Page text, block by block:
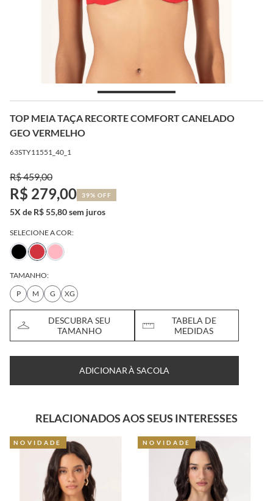
TOP MEIA TAÇA RECORTE COMFORT CANELADO
GEO VERMELHO
63STY11551_40_1
R$ 459,00
R$ 279,00 39% OFF
5X de R$ 55,80 sem juros
SELECIONE A COR:
TAMANHO:
P
M G XG
DESCUBRA SEU
TAMANHO
TABELA DE
MEDIDAS
ADICIONAR À SACOLA
RELACIONADOS AOS SEUS INTERESSES
NOVIDADE